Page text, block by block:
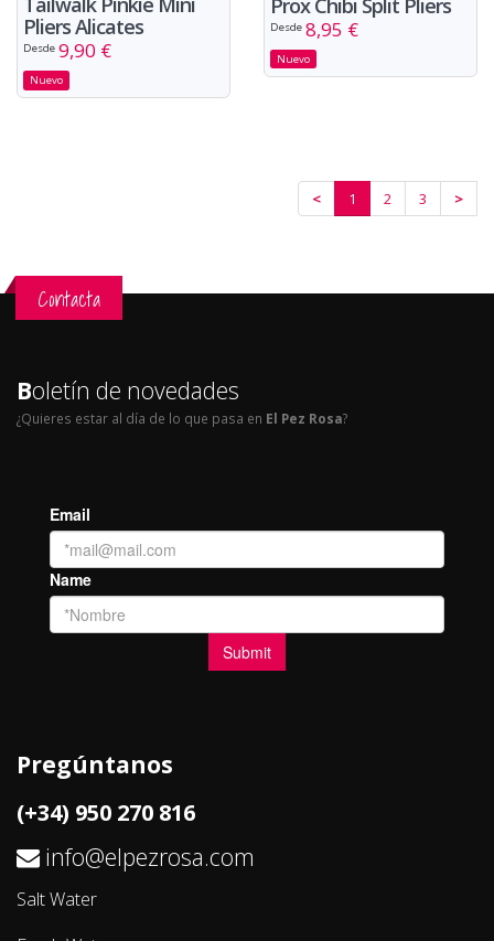
Pliers Alicates
Desde 9,90 €
Nuevo
Desde 8,95 €
Nuevo
< 1 2 3 >
Contacta
Boletín de novedades
¿Quieres estar al día de lo que pasa en El Pez Rosa?
Pregúntanos
(+34) 950 270 816
info@elpezrosa.com
Salt Water